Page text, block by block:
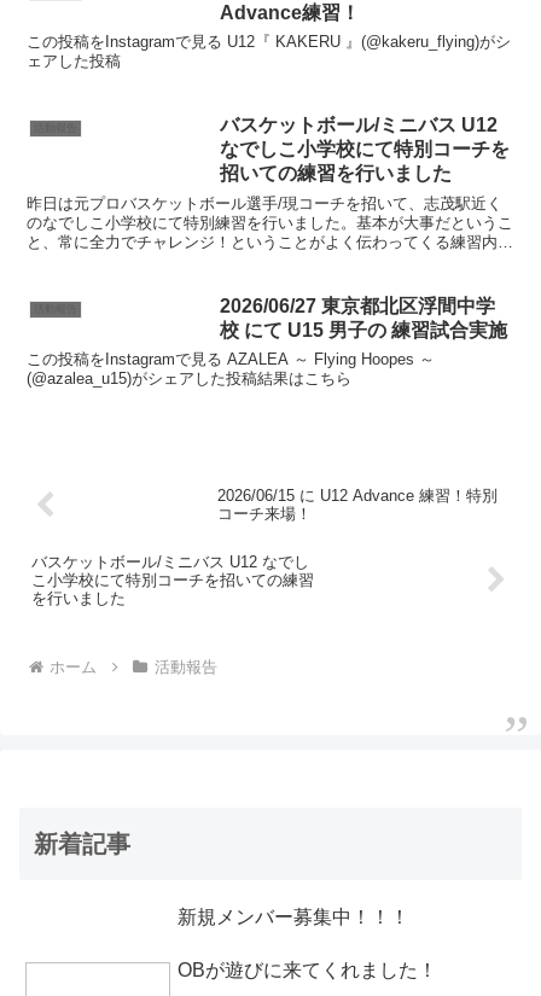
Advance練習！
この投稿をInstagramで見る U12『 KAKERU 』(@kakeru_flying)がシ
ェアした投稿
バスケットボール/ミニバス U12
なでしこ小学校にて特別コーチを
招いての練習を行いました
昨日は元プロバスケットボール選手/現コーチを招いて、志茂駅近く
のなでしこ小学校にて特別練習を行いました。基本が大事だというこ
と、常に全力でチャレンジ！ということがよく伝わってくる練習内容
2026/06/27 東京都北区浮間中学
校 にて U15 男子の 練習試合実施
この投稿をInstagramで見る AZALEA ～ Flying Hoopes ～
(@azalea_u15)がシェアした投稿結果はこちら
2026/06/15 に U12 Advance 練習！特別
コーチ来場！
バスケットボール/ミニバス U12 なでし
こ小学校にて特別コーチを招いての練習
を行いました
ホーム 活動報告
新着記事
新規メンバー募集中！！！
OBが遊びに来てくれました！